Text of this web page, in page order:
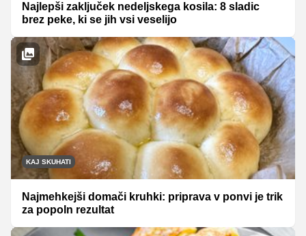
Najlepši zaključek nedeljskega kosila: 8 sladic
brez peke, ki se jih vsi veselijo
KAJ SKUHATI
Najmehkejši domači kruhki: priprava v ponvi je trik
za popoln rezultat